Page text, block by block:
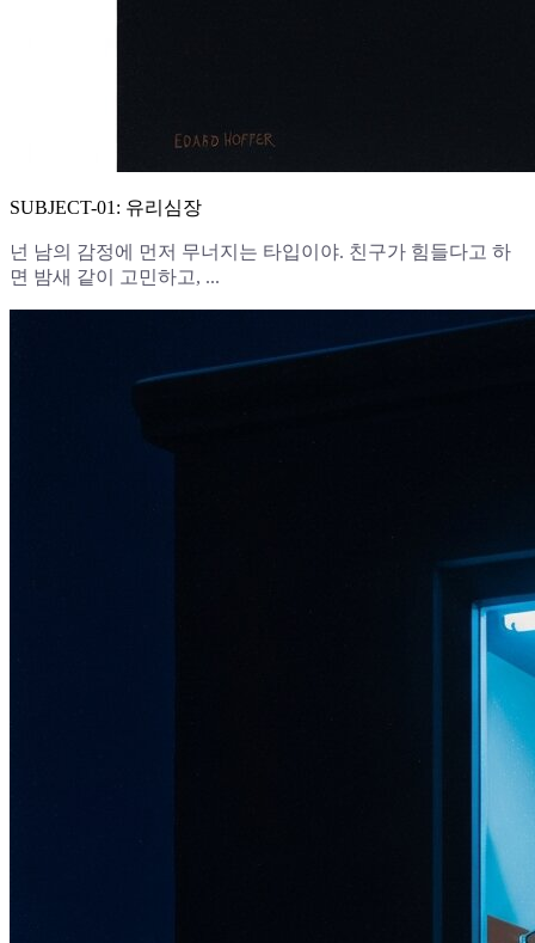
SUBJECT-01: 유리심장
넌 남의 감정에 먼저 무너지는 타입이야. 친구가 힘들다고 하
면 밤새 같이 고민하고, ...